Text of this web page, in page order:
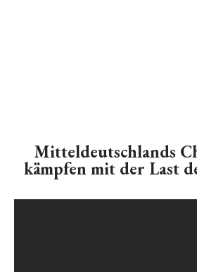
Mitteldeutschlands
kämpfen mit der Last